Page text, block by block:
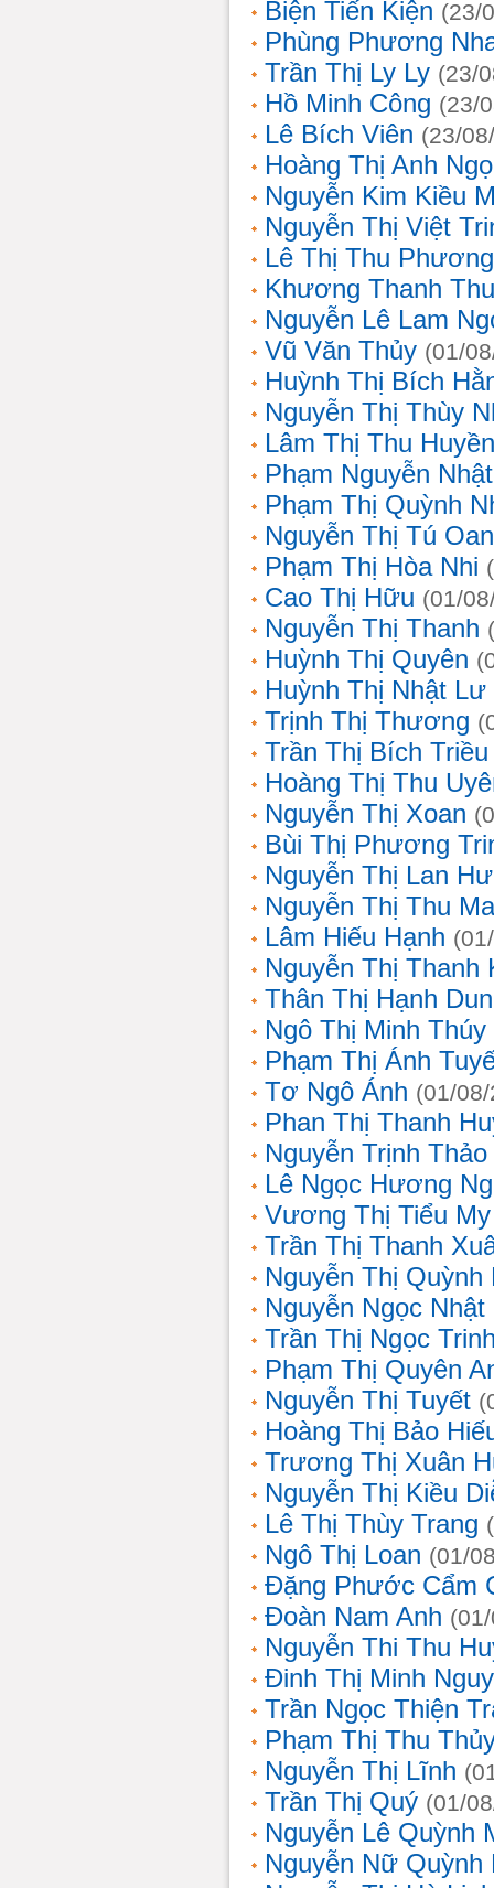
Biện Tiến Kiện (23/
Phùng Phương
Trần Thị Ly Ly (23/
Hồ Minh Công (23/
Lê Bích Viên (23/
Hoàng Thị Anh
Nguyễn Kim Kiều
Nguyễn Thị Việt
Lê Thị Thu Phương
Khương Thanh
Nguyễn Lê Lam
Vũ Văn Thủy (01/
Huỳnh Thị Bích
Nguyễn Thị Thùy
Lâm Thị Thu Huyền
Phạm Nguyễn
Phạm Thị Quỳnh
Nguyễn Thị Tú
Phạm Thị Hòa Nhi
Cao Thị Hữu (01/
Nguyễn Thị Thanh
Huỳnh Thị Quyên
Huỳnh Thị Nhật Lư
Trịnh Thị Thương
Trần Thị Bích Triều
Hoàng Thị Thu
Nguyễn Thị Xoan
Bùi Thị Phương
Nguyễn Thị Lan
Nguyễn Thị Thu
Lâm Hiếu Hạnh
Nguyễn Thị Thanh
Thân Thị Hạnh
Ngô Thị Minh Thúy
Phạm Thị Ánh
Tơ Ngô Ánh (01/
Phan Thị Thanh
Nguyễn Trịnh
Lê Ngọc Hương
Vương Thị Tiểu My
Trần Thị Thanh
Nguyễn Thị Quỳnh
Nguyễn Ngọc Nhật
Trần Thị Ngọc
Phạm Thị Quyên
Nguyễn Thị Tuyết
Hoàng Thị Bảo
Trương Thị Xuân
Nguyễn Thị Kiều
Lê Thị Thùy Trang
Ngô Thị Loan (01/
Đặng Phước Cẩm
Đoàn Nam Anh
Nguyễn Thi Thu
Đinh Thị Minh
Trần Ngọc Thiện
Phạm Thị Thu
Nguyễn Thị Lĩnh
Trần Thị Quý (01/
Nguyễn Lê Quỳnh
Nguyễn Nữ